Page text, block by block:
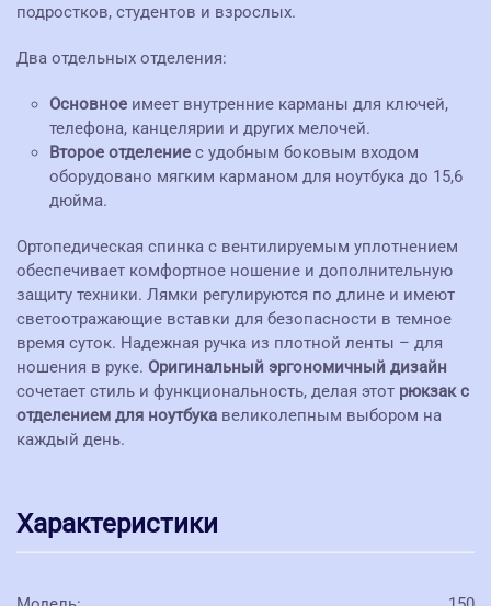
подростков, студентов и взрослых.
Два отдельных отделения:
Основное имеет внутренние карманы для ключей,
телефона, канцелярии и других мелочей.
Второе отделение с удобным боковым входом
оборудовано мягким карманом для ноутбука до 15,6
дюйма.
Ортопедическая спинка с вентилируемым уплотнением
обеспечивает комфортное ношение и дополнительную
защиту техники. Лямки регулируются по длине и имеют
светоотражающие вставки для безопасности в темное
время суток. Надежная ручка из плотной ленты – для
ношения в руке. Оригинальный эргономичный дизайн
сочетает стиль и функциональность, делая этот рюкзак с
отделением для ноутбука великолепным выбором на
каждый день.
Характеристики